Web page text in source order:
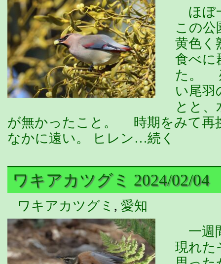
ほぼ
この
黄色く
食べに
た。
い尾羽
とと、
が無かったこと。 時期をみて再
なかに遠い。 ヒレン…続く
ワキアカツグミ 2024/02/04
ワキアカツグミ , 愛知
一週
現れた